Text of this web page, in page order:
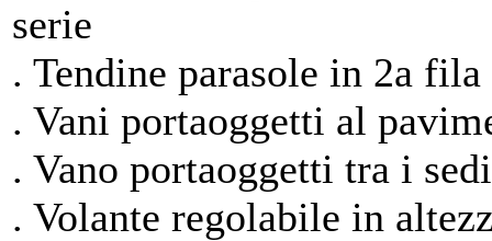
serie
. Tendine parasole in 2a
. Vani portaoggetti al
. Vano portaoggetti tra i
. Volante regolabile in